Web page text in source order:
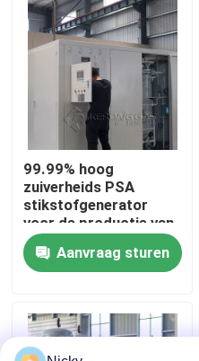
Fabriekstocht
Kwaliteitscontrole
Neem contact met ons
Nieuws
Vraag een offerte
De Generator van de
99.99% hoog
zuiverheids PSA
stikstofgenerator
voor de productie van
airconditioners
Aanvraag sturen